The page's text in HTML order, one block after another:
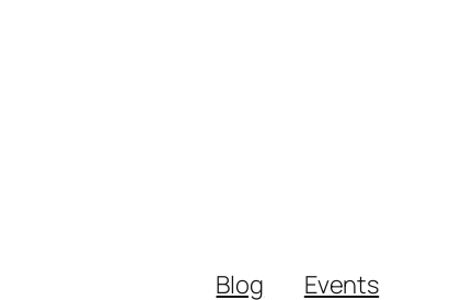
Blog Events